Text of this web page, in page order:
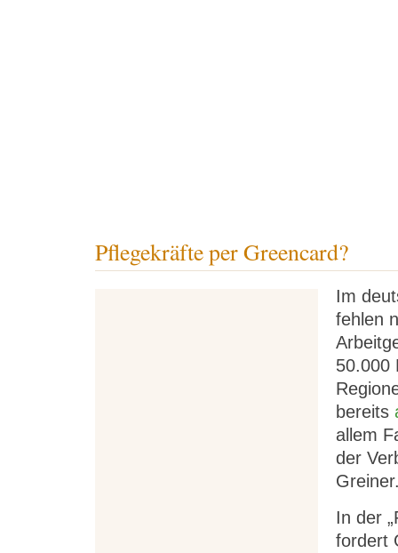
Pflegekräfte per Greencard?
Im
fehlen
50.000
bereits
allem
der
In der
fordert